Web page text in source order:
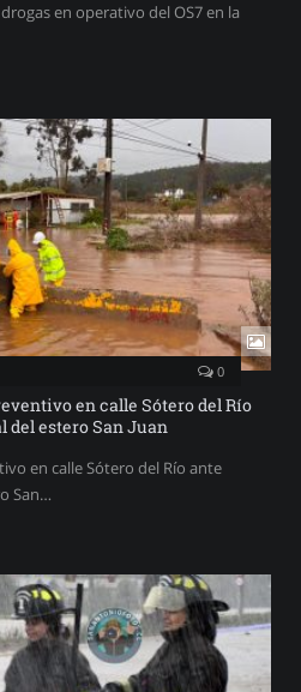
en operativo del OS7 en la
0
en calle Sótero del Río
del estero San Juan
en calle Sótero del Río ante
San…